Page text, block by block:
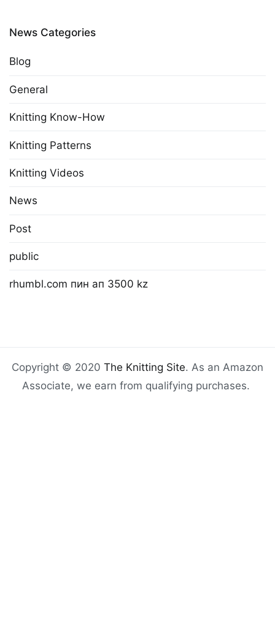
News Categories
Blog
General
Knitting Know-How
Knitting Patterns
Knitting Videos
News
Post
public
rhumbl.com пин ап 3500 kz
Copyright © 2020 The Knitting Site. As an Amazon
Associate, we earn from qualifying purchases.